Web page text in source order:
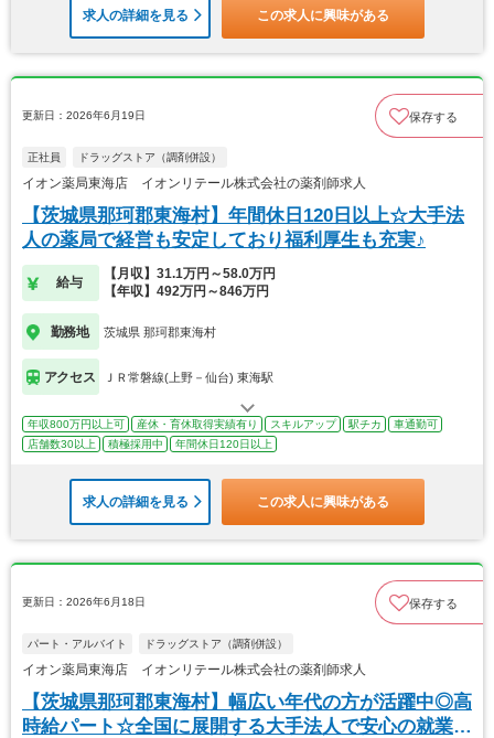
求人の詳細を見る この求人に興味がある
更新日：2026年6月19日 保存する
正社員 ドラッグストア（調剤併設）
イオン薬局東海店 イオンリテール株式会社の薬剤師求人
【茨城県那珂郡東海村】年間休日120日以上☆大手法
人の薬局で経営も安定しており福利厚生も充実♪
給与
【月収】31.1万円～58.0万円
【年収】492万円～846万円
勤務地 茨城県 那珂郡東海村
アクセス ＪＲ常磐線(上野－仙台) 東海駅
年収800万円以上可 産休・育休取得実績有り スキルアップ 駅チカ
車通勤可
店舗数30以上
積極採用中 年間休日120日以上
求人の詳細を見る この求人に興味がある
更新日：2026年6月18日 保存する
パート・アルバイト ドラッグストア（調剤併設）
イオン薬局東海店 イオンリテール株式会社の薬剤師求人
【茨城県那珂郡東海村】幅広い年代の方が活躍中◎高
時給パート☆全国に展開する大手法人で安心の就業環